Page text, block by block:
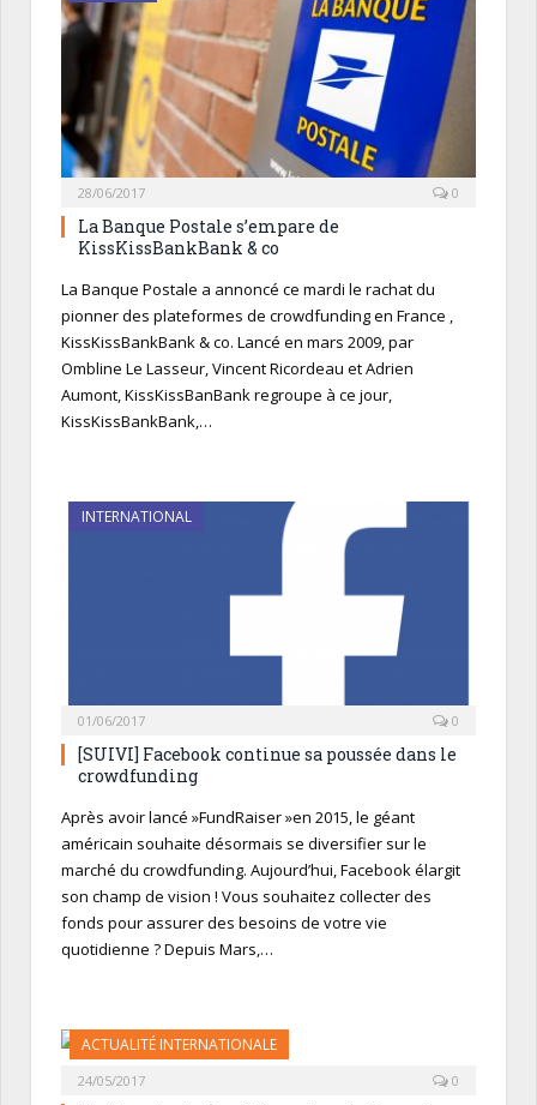
28/06/2017 0
La Banque Postale s’empare de
KissKissBankBank & co
La Banque Postale a annoncé ce mardi le rachat du
pionner des plateformes de crowdfunding en France ,
KissKissBankBank & co. Lancé en mars 2009, par
Ombline Le Lasseur, Vincent Ricordeau et Adrien
Aumont, KissKissBanBank regroupe à ce jour,
KissKissBankBank,…
INTERNATIONAL
01/06/2017 0
[SUIVI] Facebook continue sa poussée dans le
crowdfunding
Après avoir lancé »FundRaiser »en 2015, le géant
américain souhaite désormais se diversifier sur le
marché du crowdfunding. Aujourd’hui, Facebook élargit
son champ de vision ! Vous souhaitez collecter des
fonds pour assurer des besoins de votre vie
quotidienne ? Depuis Mars,…
ACTUALITÉ INTERNATIONALE
24/05/2017 0